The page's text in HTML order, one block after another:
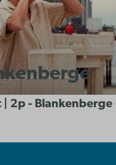
| 2p - Blankenberge